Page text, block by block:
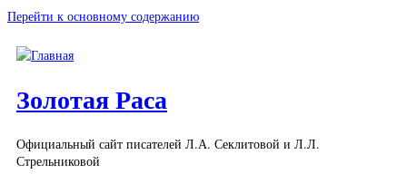
Перейти к основному содержанию
Золотая Раса
Официальный сайт писателей Л.А. Секлитовой и Л.Л.
Стрельниковой